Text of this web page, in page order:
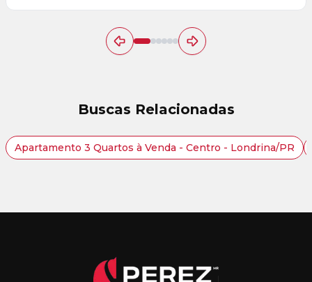
Buscas Relacionadas
Apartamento 3 Quartos à Venda - Centro - Londrina/PR